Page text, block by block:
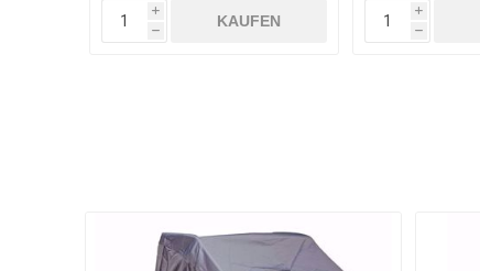
i
h
KAUFEN
i
h